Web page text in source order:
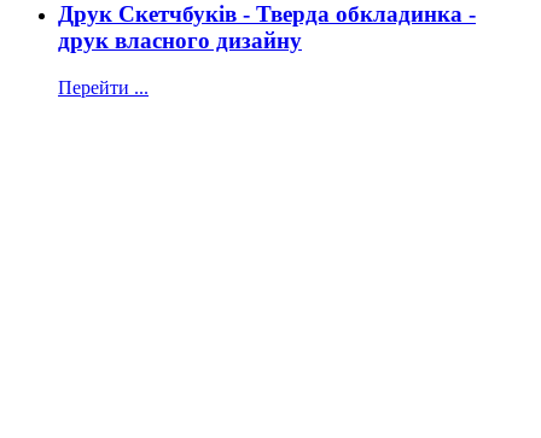
Друк Скетчбуків - Тверда обкладинка -
друк власного дизайну
Перейти ...